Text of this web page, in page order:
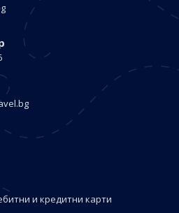
и кредитни карти